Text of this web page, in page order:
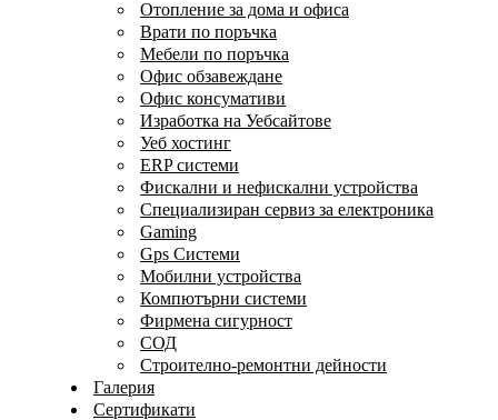
Отопление за дома и офиса
Врати по поръчка
Мебели по поръчка
Офис обзавеждане
Офис консумативи
Изработка на Уебсайтове
Уеб хостинг
ERP системи
Фискални и нефискални устройства
Специализиран сервиз за електроника
Gaming
Gps Системи
Мобилни устройства
Компютърни системи
Фирмена сигурност
СОД
Строително-ремонтни дейности
Галерия
Сертификати